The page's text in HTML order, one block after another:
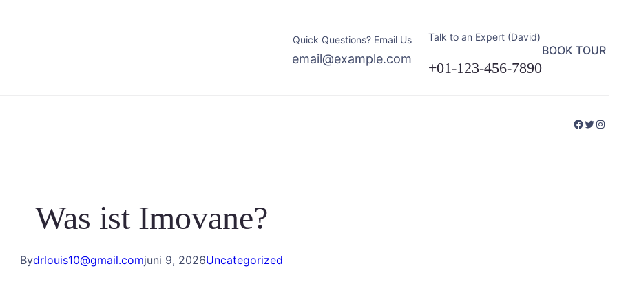
Quick Questions? Email Us
email@example.com
Talk to an Expert (David)
+01-123-456-7890
BOOK TOUR
Was ist Imovane?
Bydrlouis10@gmail.comjuni 9, 2026Uncategorized